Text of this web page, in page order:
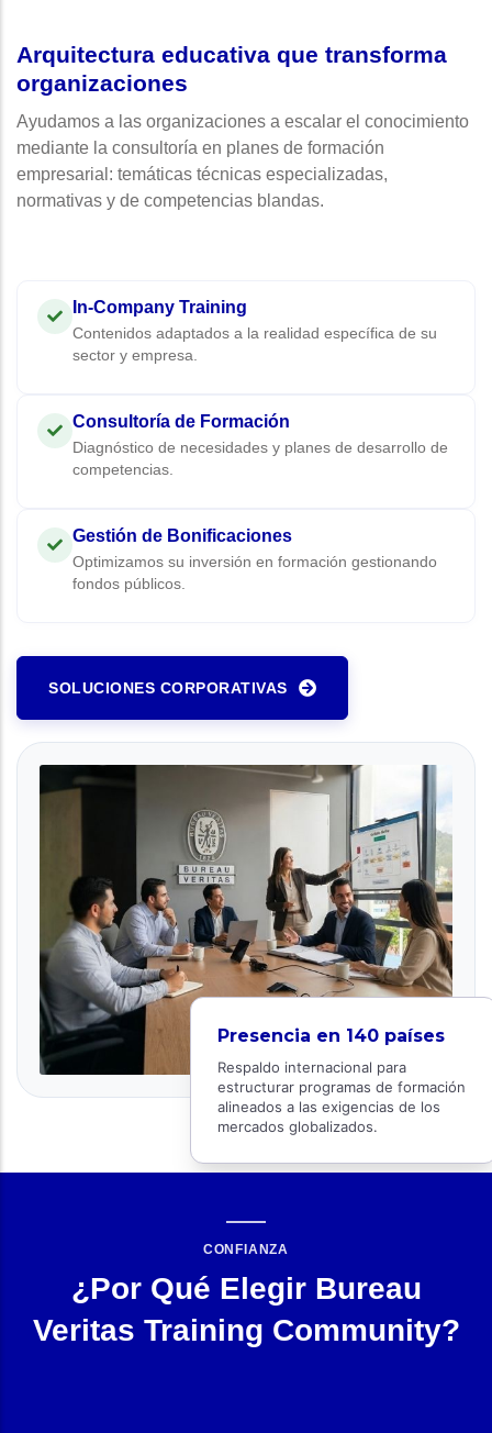
Arquitectura educativa que transforma
organizaciones
Ayudamos a las organizaciones a escalar el conocimiento
mediante la consultoría en planes de formación
empresarial: temáticas técnicas especializadas,
normativas y de competencias blandas.
In-Company Training
Contenidos adaptados a la realidad específica de su
sector y empresa.
Consultoría de Formación
Diagnóstico de necesidades y planes de desarrollo de
competencias.
Gestión de Bonificaciones
Optimizamos su inversión en formación gestionando
fondos públicos.
SOLUCIONES CORPORATIVAS
Presencia en 140 países
Respaldo internacional para
estructurar programas de formación
alineados a las exigencias de los
mercados globalizados.
CONFIANZA
¿Por Qué Elegir Bureau
Veritas Training Community?